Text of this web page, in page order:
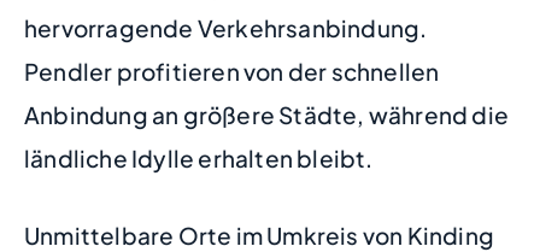
hervorragende Verkehrsanbindung.
Pendler profitieren von der schnellen
Anbindung an größere Städte, während die
ländliche Idylle erhalten bleibt.
Unmittelbare Orte im Umkreis von Kinding